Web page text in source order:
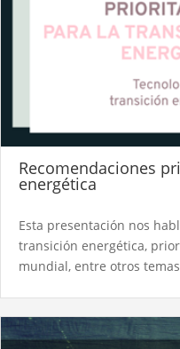
Recomendaciones
energética
Esta presentación nos
transición energética,
mundial, entre otros